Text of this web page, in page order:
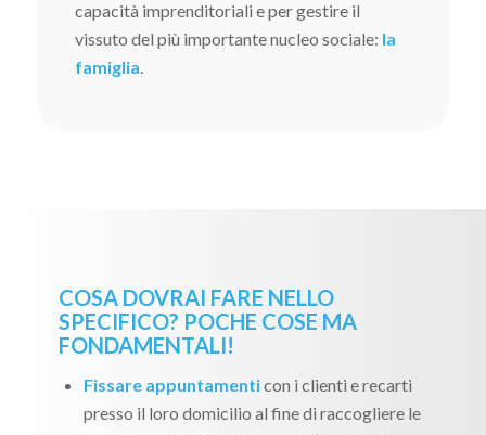
capacità imprenditoriali e per gestire il
vissuto del più importante nucleo sociale: la
famiglia.
COSA DOVRAI FARE NELLO
SPECIFICO? POCHE COSE MA
FONDAMENTALI!
Fissare appuntamenticon i clienti e recarti
presso il loro domicilio al fine di raccogliere le